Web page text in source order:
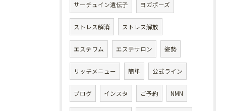
サーチュイン遺伝子 ヨガポーズ
ストレス解消 ストレス解放
エステワム エステサロン 姿勢
リッチメニュー 簡単 公式ライン
ブログ インスタ ご予約 NMN